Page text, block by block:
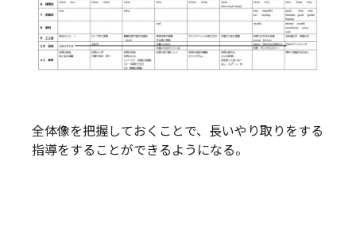
全体像を把握しておくことで、長いやり取りをする
指導をすることができるようになる。